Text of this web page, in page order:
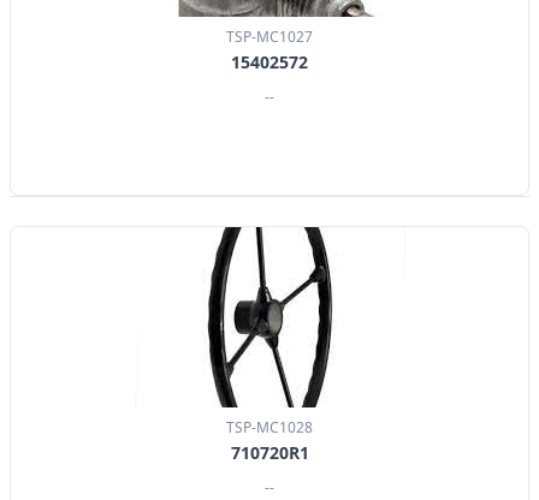
TSP-MC1027
15402572
--
TSP-MC1028
710720R1
--